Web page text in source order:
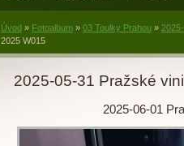
Úvod » Fotoalbum » 03 Toulky Prahou »
2025 W015
2025-05-31 Pražské
2025-06-01